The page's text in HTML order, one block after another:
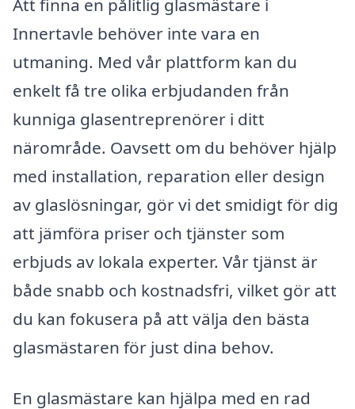
Att finna en pålitlig glasmästare i
Innertavle behöver inte vara en
utmaning. Med vår plattform kan du
enkelt få tre olika erbjudanden från
kunniga glasentreprenörer i ditt
närområde. Oavsett om du behöver hjälp
med installation, reparation eller design
av glaslösningar, gör vi det smidigt för dig
att jämföra priser och tjänster som
erbjuds av lokala experter. Vår tjänst är
både snabb och kostnadsfri, vilket gör att
du kan fokusera på att välja den bästa
glasmästaren för just dina behov.
En glasmästare kan hjälpa med en rad